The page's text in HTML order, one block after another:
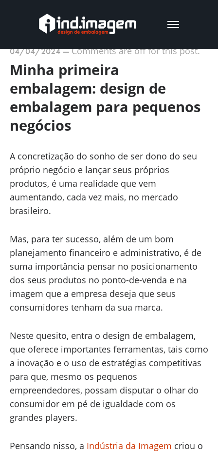
04/04/2024—Comments are off for this post.
Minha primeira
embalagem: design de
embalagem para pequenos
negócios
A concretização do sonho de ser dono do seu
próprio negócio e lançar seus próprios
produtos, é uma realidade que vem
aumentando, cada vez mais, no mercado
brasileiro.
Mas, para ter sucesso, além de um bom
planejamento financeiro e administrativo, é de
suma importância pensar no posicionamento
dos seus produtos no ponto-de-venda e na
imagem que a empresa deseja que seus
consumidores tenham da sua marca.
Neste quesito, entra o design de embalagem,
que oferece importantes ferramentas, tais como
a inovação e o uso de estratégias competitivas
para que, mesmo os pequenos
empreendedores, possam disputar o olhar do
consumidor em pé de igualdade com os
grandes players.
Pensando nisso, a Indústria da Imagem criou o